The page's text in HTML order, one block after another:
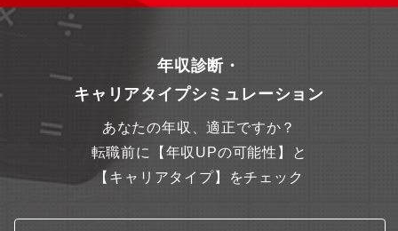
年収診断・
キャリアタイプシミュレーション
あなたの年収、適正ですか？
転職前に【年収UPの可能性】と
【キャリアタイプ】をチェック